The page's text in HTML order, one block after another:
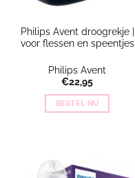
Philips Avent droogrekje |
voor flessen en speentjes
Philips Avent
€22,95
BESTEL NU